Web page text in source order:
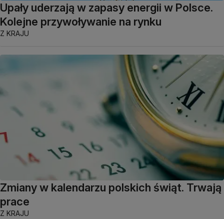
Upały uderzają w zapasy energii w Polsce.
Kolejne przywoływanie na rynku
Z KRAJU
Zmiany w kalendarzu polskich świąt. Trwają
prace
Z KRAJU